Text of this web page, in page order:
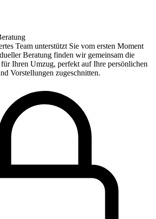
Team unterstützt Sie vom ersten Moment
Beratung finden wir gemeinsam die
Ihren Umzug, perfekt auf Ihre persönlichen
Vorstellungen zugeschnitten.